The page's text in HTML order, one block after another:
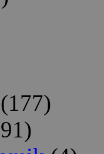
(177)